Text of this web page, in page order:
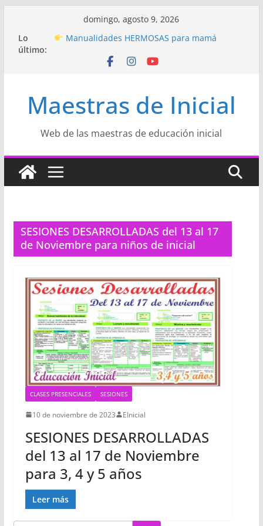
contenido
domingo, agosto 9, 2026
Lo
último:
Manualidades HERMOSAS para mamá
“Aprendemos Jugando: Talleres por la
de la Educación Inicial»
Proyecto de Aprendizaje
Un regalo para
Hermosos dibujos para MAMÁ: colorea con
Maestras de Inicial
Web de las maestras de educación inicial
SESIONES DESARROLLADAS del 13 al 17
de Noviembre para niños de inicial
CLASES PRESENCIALES SESIONES
10 de noviembre de 2023 EInicial
SESIONES DESARROLLADAS
del 13 al 17 de Noviembre
para 3, 4 y 5 años
Leer más